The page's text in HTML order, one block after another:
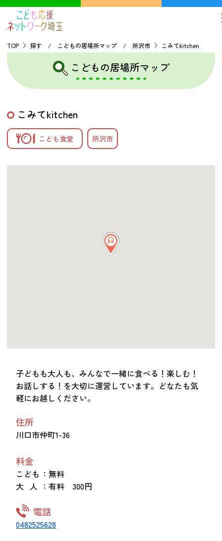
TOP
探す
こどもの居場所マップ
フードパントリーマップ
資料・動画
TOP 探す / こどもの居場所マップ / 所沢市 こみてkitchen
こどもの居場所マップ
こみてkitchen
こども食堂 所沢市
子どもも大人も、みんなで一緒に食べる！楽しむ！
お話しする！を大切に運営しています。どなたも気
軽にお越しください。
住所
川口市仲町1-36
料金
こども ：無料
大 人 ：有料 300円
電話
0482525628